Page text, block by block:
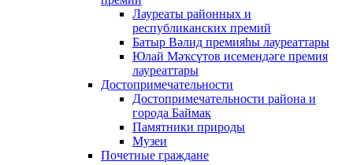
Лауреаты районных и
республиканских премий
Батыр Вәлид премияһы лауреаттары
Юлай Мәҡсүтов исемендәге премия
лауреаттары
Достопримечательности
Достопримечательности района и
города Баймак
Памятники природы
Музеи
Почетные граждане